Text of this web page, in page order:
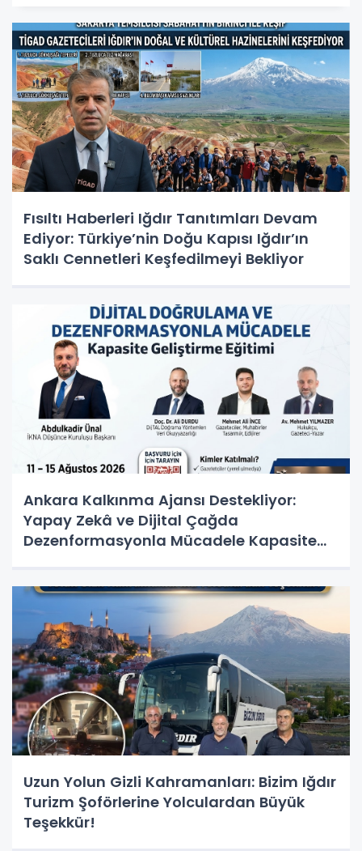
Fısıltı Haberleri Iğdır Tanıtımları Devam
Ediyor: Türkiye’nin Doğu Kapısı Iğdır’ın
Saklı Cennetleri Keşfedilmeyi Bekliyor
Ankara Kalkınma Ajansı Destekliyor:
Yapay Zekâ ve Dijital Çağda
Dezenformasyonla Mücadele Kapasite
Uzun Yolun Gizli Kahramanları: Bizim Iğdır
Turizm Şoförlerine Yolculardan Büyük
Teşekkür!